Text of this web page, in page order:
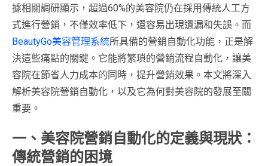
據相關調研顯示，超過60%的美容院仍在採用傳統人工方
式進行營銷，不僅效率低下，還容易出現遺漏和失誤。而
BeautyGo美容管理系統所具備的營銷自動化功能，正是解
決這些痛點的關鍵。它能將繁瑣的營銷流程自動化，讓美
容院在節省人力成本的同時，提升營銷效果。本文將深入
解析美容院營銷自動化，以及它為何對美容院的發展至關
重要。
一、美容院營銷自動化的定義與現狀：
傳統營銷的困境